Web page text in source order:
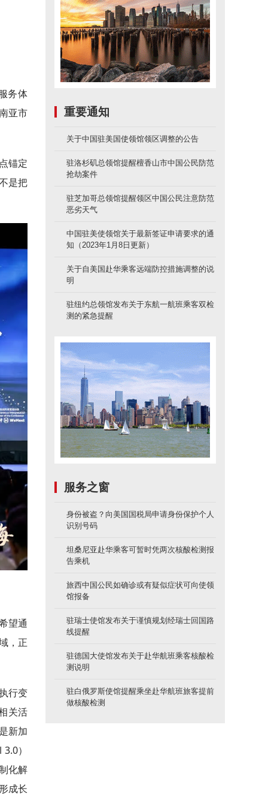
务体
亚市
锚定
是把
望通
，正
行变
关活
新加
）
化解
成长
重要通知
关于中国驻美国使领馆领区调整的公告
驻洛杉矶总领馆提醒檀香山市中国公民防范
抢劫案件
驻芝加哥总领馆提醒领区中国公民注意防范
恶劣天气
中国驻美使领馆关于最新签证申请要求的通
知（2023年1月8日更新）
关于自美国赴华乘客远端防控措施调整的说
明
驻纽约总领馆发布关于东航一航班乘客双检
测的紧急提醒
服务之窗
身份被盗？向美国国税局申请身份保护个人
识别号码
坦桑尼亚赴华乘客可暂时凭两次核酸检测报
告乘机
旅西中国公民如确诊或有疑似症状可向使领
馆报备
驻瑞士使馆发布关于谨慎规划经瑞士回国路
线提醒
驻德国大使馆发布关于赴华航班乘客核酸检
测说明
驻白俄罗斯使馆提醒乘坐赴华航班旅客提前
做核酸检测